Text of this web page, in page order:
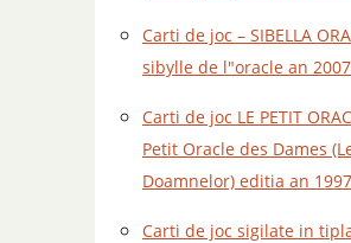
Carti de joc – SIBELLA
sibylle de l"oracle an 2007
Carti de joc LE PETIT
Petit Oracle des Dames
Doamnelor) editia an 1997
Carti de joc sigilate in tipla